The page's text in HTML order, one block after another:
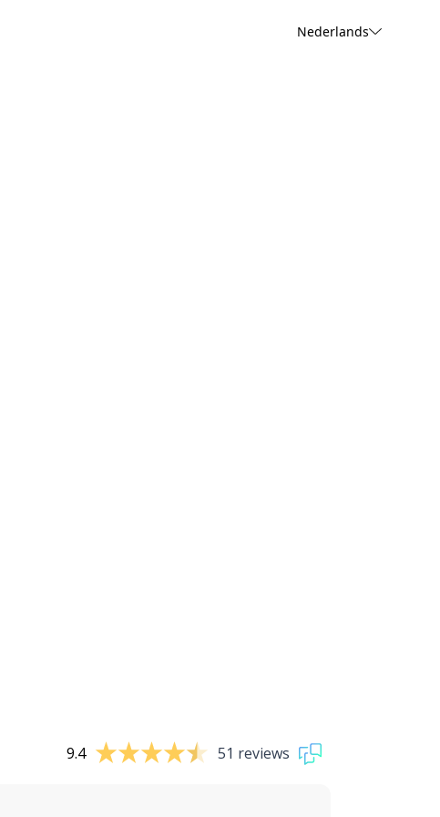
Nederlands
9.4 51 reviews